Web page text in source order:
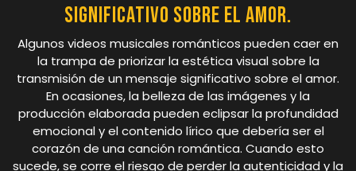
significativo sobre el amor.
Algunos videos musicales románticos pueden caer en
la trampa de priorizar la estética visual sobre la
transmisión de un mensaje significativo sobre el amor.
En ocasiones, la belleza de las imágenes y la
producción elaborada pueden eclipsar la profundidad
emocional y el contenido lírico que debería ser el
corazón de una canción romántica. Cuando esto
sucede, se corre el riesgo de perder la autenticidad y la